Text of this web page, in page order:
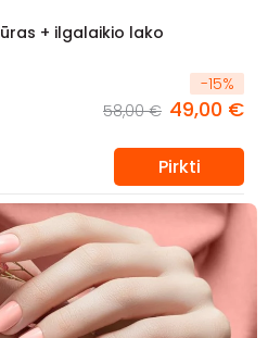
+ ilgalaikio lako
-15%
58,00 € 49,00 €
Pirkti